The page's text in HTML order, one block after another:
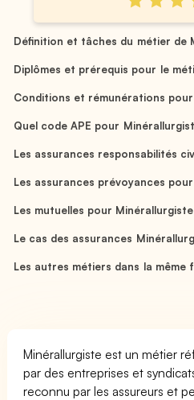
Définition et tâches du métier de
Diplômes et prérequis pour le
Conditions et rémunérations
Quel code APE pour
Les assurances responsabilités
Les assurances prévoyances
Les mutuelles pour Minérallurgiste
Le cas des assurances
Les autres métiers dans la même
Minérallurgiste est un métier
par des entreprises et
reconnu par les assureurs et